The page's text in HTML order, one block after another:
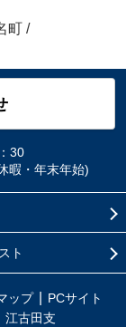
町 /
30
暇・年末年始)
ト
ップ
PCサイト
古田支